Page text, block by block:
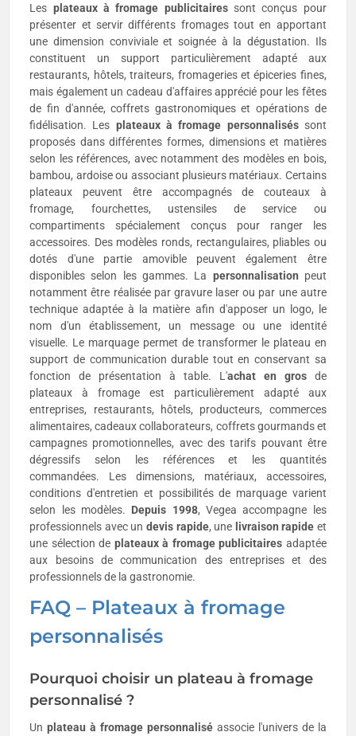
Les plateaux à fromage publicitairessont conçus pour
présenter et servir différents fromages tout en apportant
une dimension conviviale et soignée à la dégustation. Ils
constituent un support particulièrement adapté aux
restaurants, hôtels, traiteurs, fromageries et épiceries fines,
mais également un cadeau d'affaires apprécié pour les fêtes
de fin d'année, coffrets gastronomiques et opérations de
fidélisation. Les plateaux à fromage personnaliséssont
proposés dans différentes formes, dimensions et matières
selon les références, avec notamment des modèles en bois,
bambou, ardoise ou associant plusieurs matériaux. Certains
plateaux peuvent être accompagnés de couteaux à
fromage, fourchettes, ustensiles de service ou
compartiments spécialement conçus pour ranger les
accessoires. Des modèles ronds, rectangulaires, pliables ou
dotés d'une partie amovible peuvent également être
disponibles selon les gammes. La personnalisation peut
notamment être réalisée par gravure laser ou par une autre
technique adaptée à la matière afin d'apposer un logo, le
nom d'un établissement, un message ou une identité
visuelle. Le marquage permet de transformer le plateau en
support de communication durable tout en conservant sa
fonction de présentation à table. L'achat en grosde
plateaux à fromage est particulièrement adapté aux
entreprises, restaurants, hôtels, producteurs, commerces
alimentaires, cadeaux collaborateurs, coffrets gourmands et
campagnes promotionnelles, avec des tarifs pouvant être
dégressifs selon les références et les quantités
commandées. Les dimensions, matériaux, accessoires,
conditions d'entretien et possibilités de marquage varient
selon les modèles. Depuis 1998, Vegea accompagne les
professionnels avec un devis rapide, une livraison rapide et
une sélection de plateaux à fromage publicitaires adaptée
aux besoins de communication des entreprises et des
professionnels de la gastronomie.
FAQ – Plateaux à fromage
personnalisés
Pourquoi choisir un plateau à fromage
personnalisé ?
Unplateau à fromage personnalisé associe l'univers de la